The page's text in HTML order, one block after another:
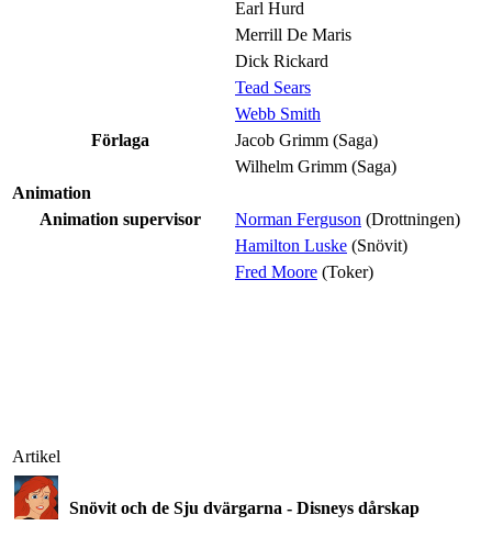
Earl Hurd
Merrill De Maris
Dick Rickard
Tead Sears
Webb Smith
Förlaga
Jacob Grimm (Saga)
Wilhelm Grimm (Saga)
Animation
Animation supervisor
Norman Ferguson (Drottningen)
Hamilton Luske (Snövit)
Fred Moore (Toker)
Artikel
Snövit och de Sju dvärgarna - Disneys dårskap